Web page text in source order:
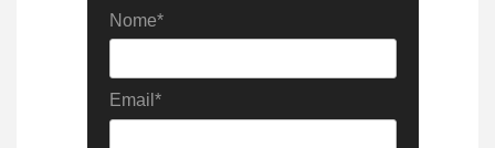
Nome*
Email*